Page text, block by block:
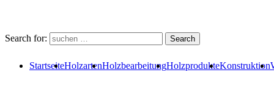
Search for: Search
StartseiteHolzartenHolzbearbeitungHolzprodukteKonstruktion